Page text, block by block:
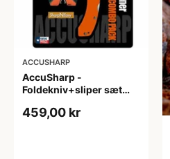
ACCUSHARP
AccuSharp -
Foldekniv+sliper sæt
459,00 kr